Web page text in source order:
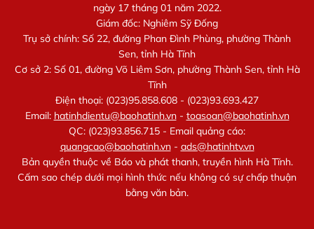
ngày 17 tháng 01 năm 2022.
Giám đốc: Nghiêm Sỹ Đống
Trụ sở chính: Số 22, đường Phan Đình Phùng, phường Thành
Sen, tỉnh Hà Tĩnh
Cơ sở 2: Số 01, đường Võ Liêm Sơn, phường Thành Sen, tỉnh Hà
Tĩnh
Điện thoại: (023)95.858.608 - (023)93.693.427
Email: hatinhdientu@baohatinh.vn- toasoan@baohatinh.vn
QC: (023)93.856.715 - Email quảng cáo:
quangcao@baohatinh.vn- ads@hatinhtv.vn
Bản quyền thuộc về Báo và phát thanh, truyền hình Hà Tĩnh.
Cấm sao chép dưới mọi hình thức nếu không có sự chấp thuận
bằng văn bản.